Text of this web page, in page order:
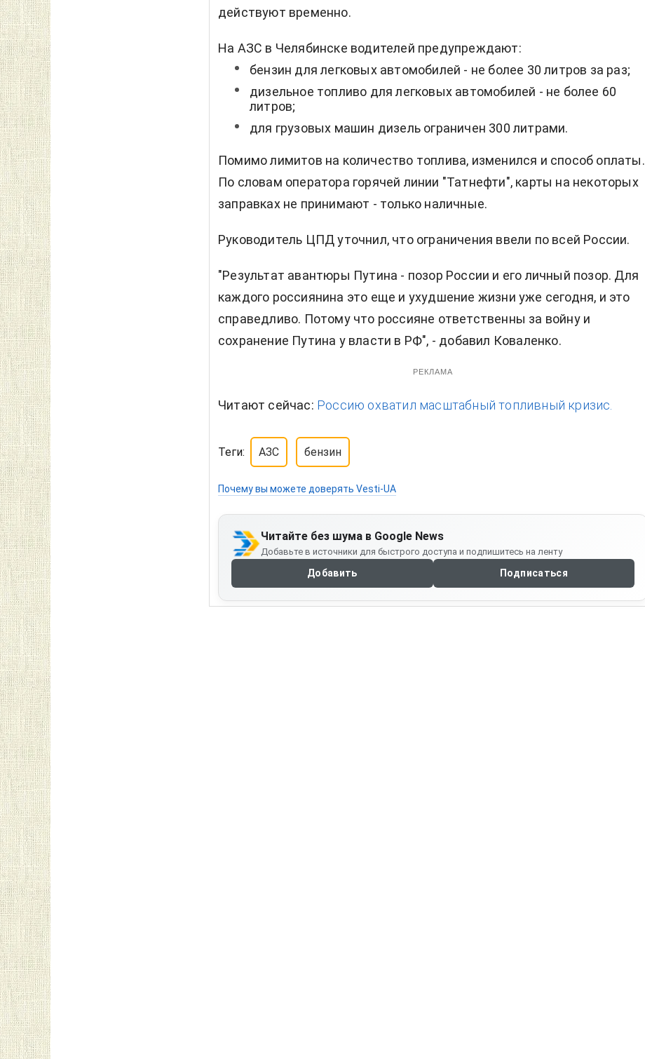
действуют временно.
На АЗС в Челябинске водителей предупреждают:
бензин для легковых автомобилей - не более 30 литров за раз;
дизельное топливо для легковых автомобилей - не более 60
литров;
для грузовых машин дизель ограничен 300 литрами.
Помимо лимитов на количество топлива, изменился и способ оплаты.
По словам оператора горячей линии "Татнефти", карты на некоторых
заправках не принимают - только наличные.
Руководитель ЦПД уточнил, что ограничения ввели по всей России.
"Результат авантюры Путина - позор России и его личный позор. Для
каждого россиянина это еще и ухудшение жизни уже сегодня, и это
справедливо. Потому что россияне ответственны за войну и
сохранение Путина у власти в РФ", - добавил Коваленко.
РЕКЛАМА
Читают сейчас: Россию охватил масштабный топливный кризис.
Теги: АЗС бензин
Почему вы можете доверять Vesti-UA
Читайте без шума в Google News
Добавьте в источники для быстрого доступа и подпишитесь на ленту
Добавить Подписаться